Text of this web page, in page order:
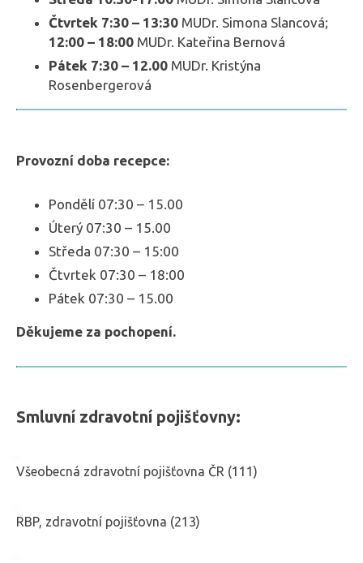
Čtvrtek 7:30 – 13:30 MUDr. Simona Slancová;
12:00 – 18:00 MUDr. Kateřina Bernová
Pátek 7:30 – 12.00 MUDr. Kristýna
Rosenbergerová
Provozní doba recepce:
Pondělí 07:30 – 15.00
Úterý 07:30 – 15.00
Středa 07:30 – 15:00
Čtvrtek 07:30 – 18:00
Pátek 07:30 – 15.00
Děkujeme za pochopení.
Smluvní zdravotní pojišťovny:
Všeobecná zdravotní pojišťovna ČR (111)
RBP, zdravotní pojišťovna (213)